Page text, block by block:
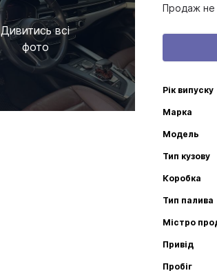
Дивитись всі
фото
Продаж не
Рік випуску
Марка
Модель
Тип кузову
Коробка
Тип палива
Містро
Привід
Пробіг